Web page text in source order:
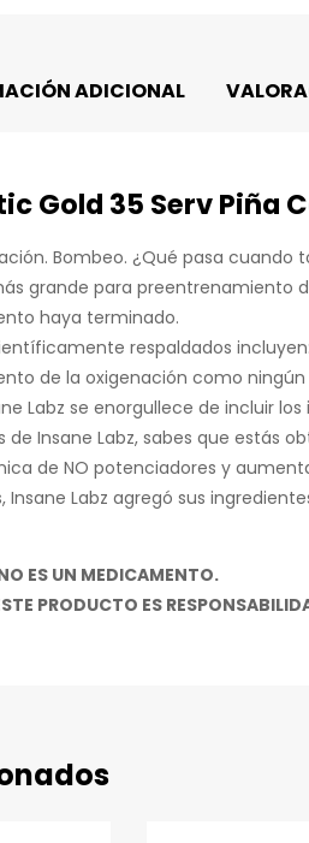
ADICIONAL
Gold 35 Serv Piña
Bombeo. ¿Qué pasa
grande para
haya terminado.
respaldados
de la oxigenación como
Labz se enorgullece de incluir
de Insane Labz, sabes que estás
de NO potenciadores y
Insane Labz agregó sus
ES UN MEDICAMENTO.
PRODUCTO ES